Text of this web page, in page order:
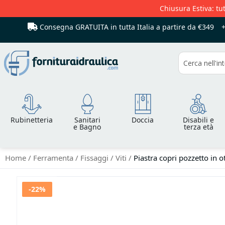
Chiusura Estiva:
Consegna GRATUITA in tutta Italia a partire da €349
Cerca
Rubinetteria Sanitari
e Bagno
Doccia Disabili e
terza età
Home Ferramenta Fissaggi Viti Piastra copri pozzetto in
Vai
-22%